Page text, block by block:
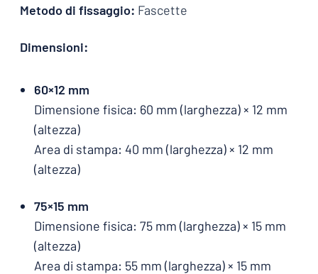
Metodo di fissaggio: Fascette
Dimensioni:
60×12 mm
Dimensione fisica: 60 mm (larghezza) × 12 mm
(altezza)
Area di stampa: 40 mm (larghezza) × 12 mm
(altezza)
75×15 mm
Dimensione fisica: 75 mm (larghezza) × 15 mm
(altezza)
Area di stampa: 55 mm (larghezza) × 15 mm